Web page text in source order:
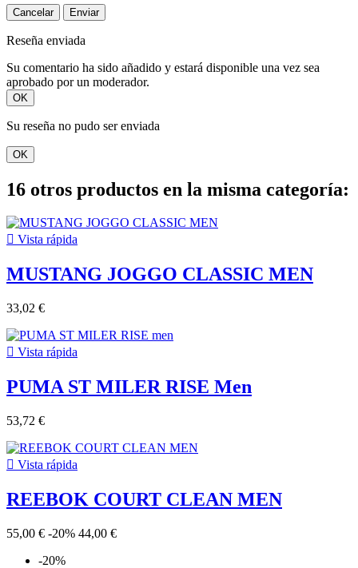
Cancelar Enviar
Reseña enviada
Su comentario ha sido añadido y estará disponible una vez sea
aprobado por un moderador.
OK
Su reseña no pudo ser enviada
OK
16 otros productos en la misma categoría:
 Vista rápida
MUSTANG JOGGO CLASSIC MEN
33,02 €
 Vista rápida
PUMA ST MILER RISE Men
53,72 €
 Vista rápida
REEBOK COURT CLEAN MEN
55,00 € -20% 44,00 €
-20%